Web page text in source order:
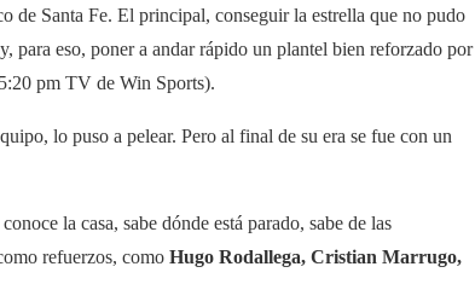
de Santa Fe. El principal, conseguir la estrella que no pudo
y, para eso, poner a andar rápido un plantel bien reforzado por
pm TV de Win Sports).
lo puso a pelear. Pero al final de su era se fue con un
la casa, sabe dónde está parado, sabe de las
refuerzos, como Hugo Rodallega, Cristian Marrugo,